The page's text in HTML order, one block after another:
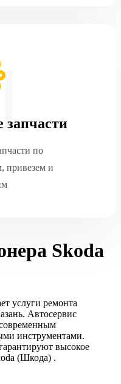
по
привезем и
Skoda
услуги ремонта
Автосервис
инструментами.
высокое
(Шкода) .